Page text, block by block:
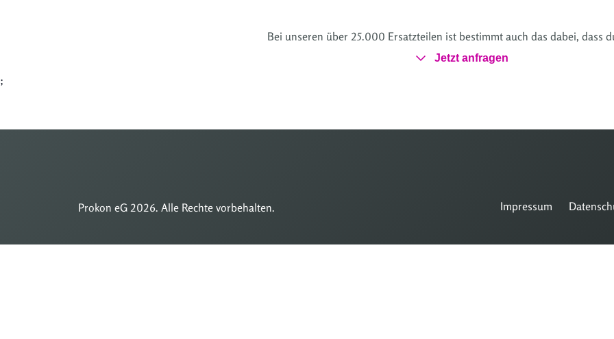
Bei unseren über 25.000 Ersatzteilen ist bestimmt auch das dabei, dass
Jetzt anfragen
;
Prokon eG 2026. Alle Rechte vorbehalten. Impressum
Zum
Zum